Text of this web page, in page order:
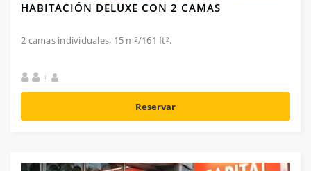
HABITACIÓN DELUXE CON 2 CAMAS
2 camas individuales, 15 m²/161 ft².
+
Reservar